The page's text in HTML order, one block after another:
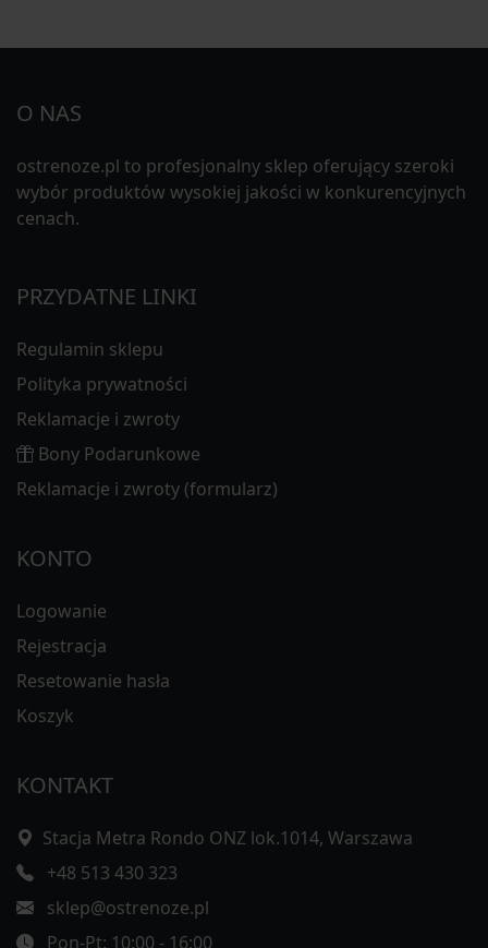
O NAS
ostrenoze.pl to profesjonalny sklep oferujący szeroki
wybór produktów wysokiej jakości w konkurencyjnych
cenach.
PRZYDATNE LINKI
Regulamin sklepu
Polityka prywatności
Reklamacje i zwroty
Bony Podarunkowe
Reklamacje i zwroty (formularz)
KONTO
Logowanie
Rejestracja
Resetowanie hasła
Koszyk
KONTAKT
Stacja Metra Rondo ONZ lok.1014, Warszawa
+48 513 430 323
sklep@ostrenoze.pl
Pon-Pt: 10:00 - 16:00